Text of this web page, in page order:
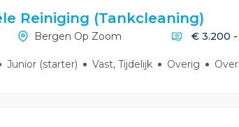
Reiniging (Tankcleaning)
Bergen Op Zoom € 3.200
Junior (starter) Vast, Tijdelijk Overig